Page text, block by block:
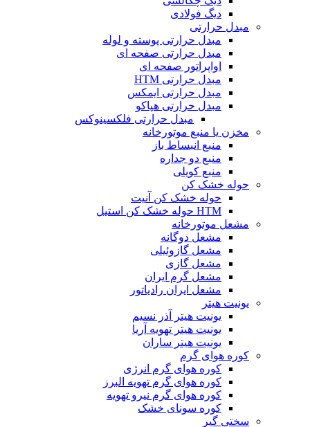
دیگ فولادی
مبدل حرارتی
مبدل حرارتی پوسته و لوله
مبدل حرارتی صفحه ای
اواپراتور صفحه ای
مبدل حرارتی HTM
مبدل حرارتی ایمکس
مبدل حرارتی هپاکو
مبدل حرارتی فلکسینوکس
مخزن یا منبع موتورخانه
منبع انبساط باز
منبع دو جداره
منبع کویلی
حوله خشک کن
حوله خشک کن آنیت
HTM حوله خشک کن استیل
مشعل موتورخانه
مشعل دوگانه
مشعل گازوئیلی
مشعل گازی
مشعل گرم ایران
مشعل ایران رادیاتور
یونیت هیتر
یونیت هیتر آذر نسیم
یونیت هیتر تهویه آریا
یونیت هیتر ساران
کوره هوای گرم
کوره هوای گرم انرژی
کوره هوای گرم تهویه البرز
کوره هوای گرم نیرو تهویه
کوره سونای خشک
سختی گیر